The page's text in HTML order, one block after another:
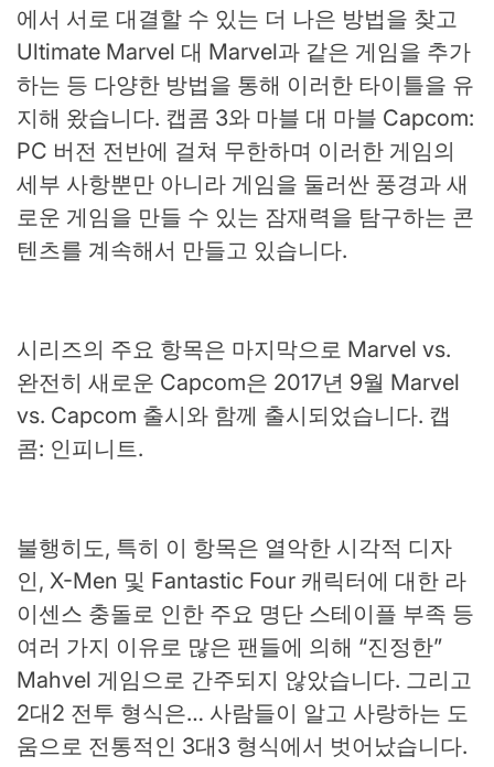
에서 서로 대결할 수 있는 더 나은 방법을 찾고
Ultimate Marvel 대 Marvel과 같은 게임을 추가
하는 등 다양한 방법을 통해 이러한 타이틀을 유
지해 왔습니다. 캡콤 3와 마블 대 마블 Capcom:
PC 버전 전반에 걸쳐 무한하며 이러한 게임의
세부 사항뿐만 아니라 게임을 둘러싼 풍경과 새
로운 게임을 만들 수 있는 잠재력을 탐구하는 콘
텐츠를 계속해서 만들고 있습니다.
시리즈의 주요 항목은 마지막으로 Marvel vs.
완전히 새로운 Capcom은 2017년 9월 Marvel
vs. Capcom 출시와 함께 출시되었습니다. 캡
콤: 인피니트.
불행히도, 특히 이 항목은 열악한 시각적 디자
인, X-Men 및 Fantastic Four 캐릭터에 대한 라
이센스 충돌로 인한 주요 명단 스테이플 부족 등
여러 가지 이유로 많은 팬들에 의해 “진정한”
Mahvel 게임으로 간주되지 않았습니다. 그리고
2대2 전투 형식은… 사람들이 알고 사랑하는 도
움으로 전통적인 3대3 형식에서 벗어났습니다.